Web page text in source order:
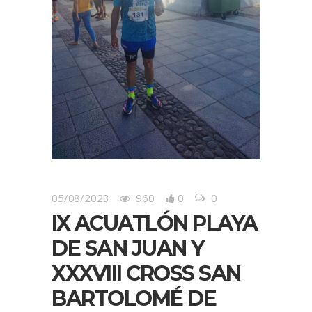
05/08/2023 960 0 0
IX ACUATLÓN PLAYA
DE SAN JUAN Y
XXXVIII CROSS SAN
BARTOLOMÉ DE